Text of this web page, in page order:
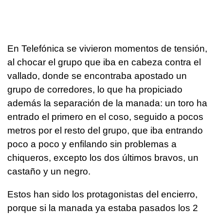
En Telefónica se vivieron momentos de tensión,
al chocar el grupo que iba en cabeza contra el
vallado, donde se encontraba apostado un
grupo de corredores, lo que ha propiciado
además la separación de la manada: un toro ha
entrado el primero en el coso, seguido a pocos
metros por el resto del grupo, que iba entrando
poco a poco y enfilando sin problemas a
chiqueros, excepto los dos últimos bravos, un
castaño y un negro.
Estos han sido los protagonistas del encierro,
porque si la manada ya estaba pasados los 2